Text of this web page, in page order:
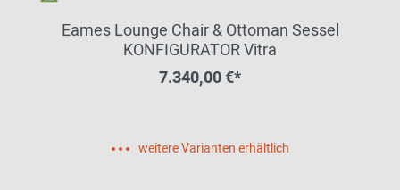
Eames Lounge Chair & Ottoman Sessel
KONFIGURATOR Vitra
7.340,00 €*
weitere Varianten erhältlich